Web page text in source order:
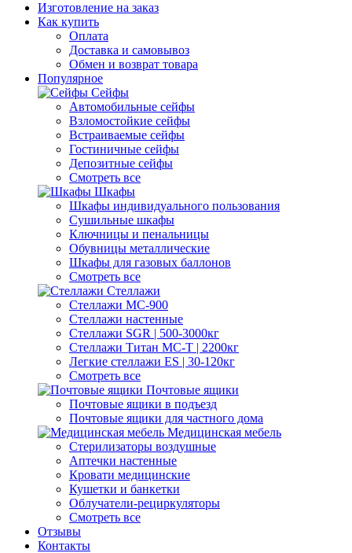
Изготовление на заказ
Как купить
Оплата
Доставка и самовывоз
Обмен и возврат товара
Популярное
Сейфы
Автомобильные сейфы
Взломостойкие сейфы
Встраиваемые сейфы
Гостиничные сейфы
Депозитные сейфы
Смотреть все
Шкафы
Шкафы индивидуального пользования
Cушильные шкафы
Ключницы и пенальницы
Обувницы металлические
Шкафы для газовых баллонов
Смотреть все
Стеллажи
Стеллажи МС-900
Стеллажи настенные
Cтеллажи SGR | 500-3000кг
Cтеллажи Титан МС-Т | 2200кг
Легкие стеллажи ES | 30-120кг
Смотреть все
Почтовые ящики
Почтовые ящики в подъезд
Почтовые ящики для частного дома
Медицинская мебель
Стерилизаторы воздушные
Аптечки настенные
Кровати медицинские
Кушетки и банкетки
Облучатели-рециркуляторы
Смотреть все
Отзывы
Контакты